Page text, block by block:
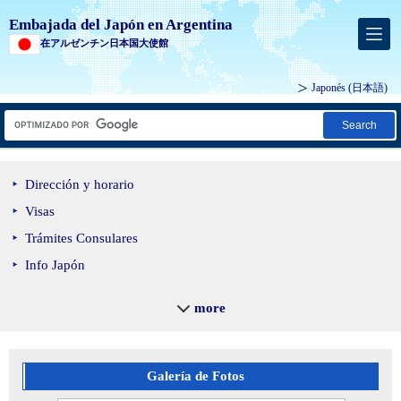
Embajada del Japón en Argentina
在アルゼンチン日本国大使館
Japonés (日本語)
Search
more
Dirección y horario
Visas
Trámites Consulares
Info Japón
cárnicos, frutas y verduras
Galería de Fotos